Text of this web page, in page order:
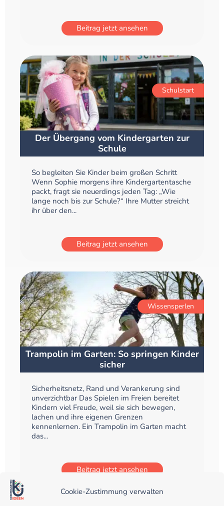
Cookie-Zustimmung verwalten
Beitrag jetzt ansehen
Schulstart
Der Übergang vom Kindergarten zur
Schule
So begleiten Sie Kinder beim großen Schritt
Wenn Sophie morgens ihre Kindergartentasche
packt, fragt sie neuerdings jeden Tag: „Wie
lange noch bis zur Schule?“ Ihre Mutter streicht
ihr über den...
Beitrag jetzt ansehen
Wissensperlen
Trampolin im Garten: So springen Kinder
sicher
Sicherheitsnetz, Rand und Verankerung sind
unverzichtbar Das Spielen im Freien bereitet
Kindern viel Freude, weil sie sich bewegen,
lachen und ihre eigenen Grenzen
kennenlernen. Ein Trampolin im Garten macht
das...
Beitrag jetzt ansehen